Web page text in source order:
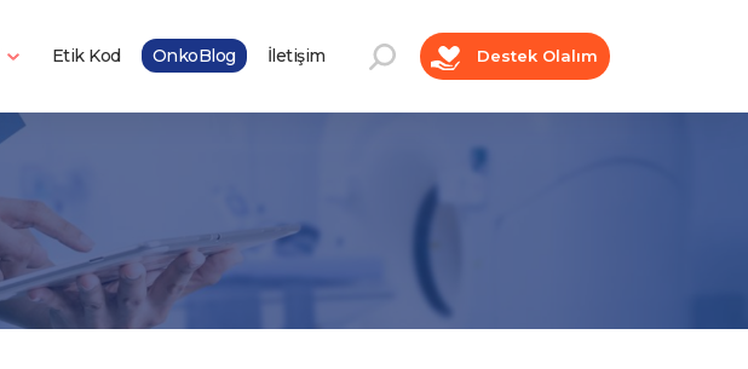
Etik Kod OnkoBlog İletişim Destek Olalım